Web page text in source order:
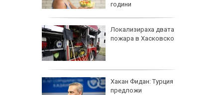
години
Локализираха двата
пожара в Хасковско
Хакан Фидан: Турция
предложи